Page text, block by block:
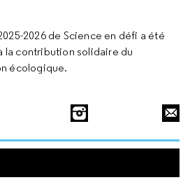
2026 de Science en défi a été
la contribution solidaire du
écologique.